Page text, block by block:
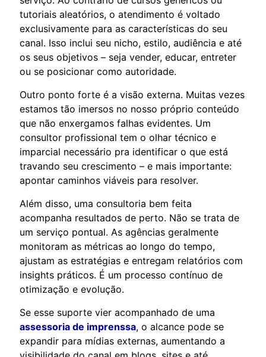
tutoriais aleatórios, o atendimento é voltado
exclusivamente para as características do seu
canal. Isso inclui seu nicho, estilo, audiência e até
os seus objetivos – seja vender, educar, entreter
ou se posicionar como autoridade.
Outro ponto forte é a visão externa. Muitas vezes
estamos tão imersos no nosso próprio conteúdo
que não enxergamos falhas evidentes. Um
consultor profissional tem o olhar técnico e
imparcial necessário pra identificar o que está
travando seu crescimento – e mais importante:
apontar caminhos viáveis para resolver.
Além disso, uma consultoria bem feita
acompanha resultados de perto. Não se trata de
um serviço pontual. As agências geralmente
monitoram as métricas ao longo do tempo,
ajustam as estratégias e entregam relatórios com
insights práticos. É um processo contínuo de
otimização e evolução.
Se esse suporte vier acompanhado de uma
assessoria de imprenssa, o alcance pode se
expandir para mídias externas, aumentando a